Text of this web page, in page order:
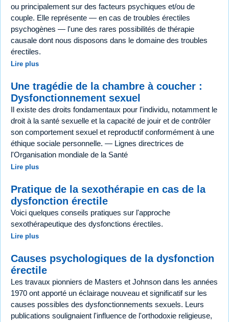
ou principalement sur des facteurs psychiques et/ou de
couple. Elle représente — en cas de troubles érectiles
psychogènes — l'une des rares possibilités de thérapie
causale dont nous disposons dans le domaine des troubles
érectiles.
Lire plus
Une tragédie de la chambre à coucher :
Dysfonctionnement sexuel
Il existe des droits fondamentaux pour l'individu, notamment le
droit à la santé sexuelle et la capacité de jouir et de contrôler
son comportement sexuel et reproductif conformément à une
éthique sociale personnelle. — Lignes directrices de
l'Organisation mondiale de la Santé
Lire plus
Pratique de la sexothérapie en cas de la
dysfonction érectile
Voici quelques conseils pratiques sur l'approche
sexothérapeutique des dysfonctions érectiles.
Lire plus
Causes psychologiques de la dysfonction
érectile
Les travaux pionniers de Masters et Johnson dans les années
1970 ont apporté un éclairage nouveau et significatif sur les
causes possibles des dysfonctionnements sexuels. Leurs
publications soulignaient l'influence de l'orthodoxie religieuse,